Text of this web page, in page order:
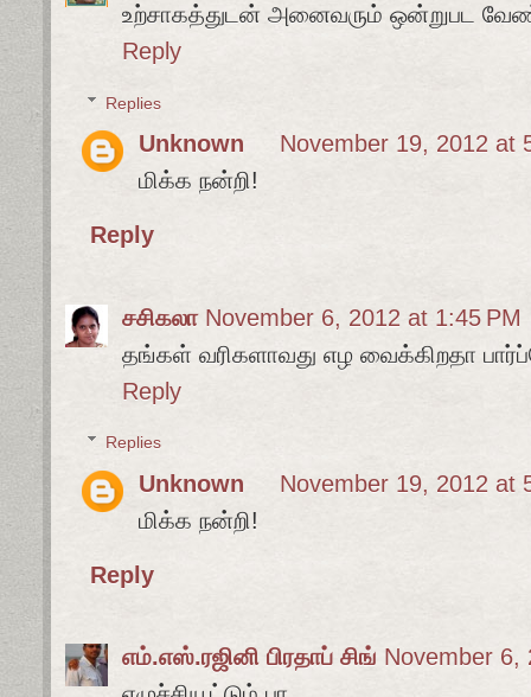
உற்சாகத்துடன் அனைவரும் ஒன்றுபட
Reply
Replies
Unknown
November 19, 2012 at
மிக்க நன்றி!
Reply
சசிகலா November 6, 2012 at 1:45 PM
தங்கள் வரிகளாவது எழ வைக்கிறதா
Reply
Replies
Unknown
November 19, 2012 at
மிக்க நன்றி!
Reply
எம்.எஸ்.ரஜினி பிரதாப் சிங் November 6,